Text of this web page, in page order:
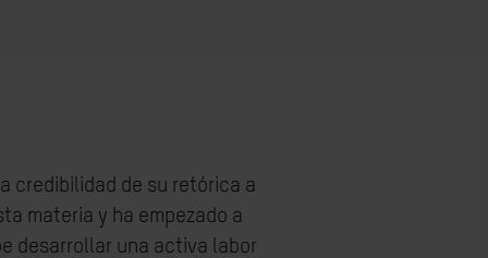
credibilidad de su retórica a
materia y ha empezado a
desarrollar una activa labor